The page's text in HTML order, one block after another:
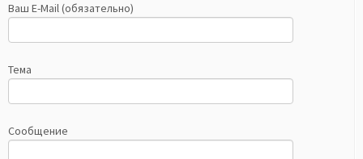
Ваш E-Mail (обязательно)
Тема
Сообщение